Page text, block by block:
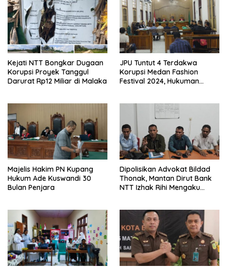
Kejati NTT Bongkar Dugaan
Korupsi Proyek Tanggul
Darurat Rp12 Miliar di Malaka
JPU Tuntut 4 Terdakwa
Korupsi Medan Fashion
Festival 2024, Hukuman
Majelis Hakim PN Kupang
Hukum Ade Kuswandi 30
Bulan Penjara
Dipolisikan Advokat Bildad
Thonak, Mantan Dirut Bank
NTT Izhak Rihi Mengaku